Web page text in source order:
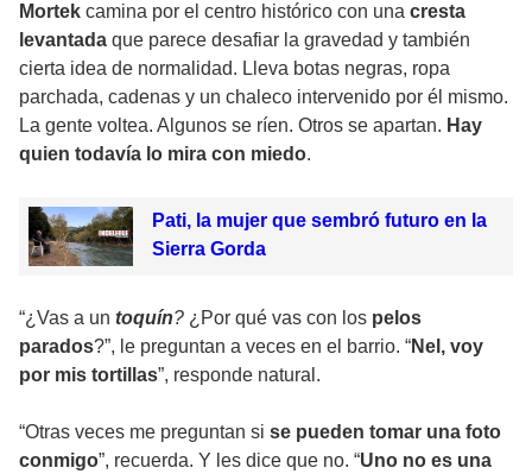
Mortek camina por el centro histórico con una cresta
levantada que parece desafiar la gravedad y también
cierta idea de normalidad. Lleva botas negras, ropa
parchada, cadenas y un chaleco intervenido por él mismo.
La gente voltea. Algunos se ríen. Otros se apartan. Hay
quien todavía lo mira con miedo.
Pati, la mujer que sembró futuro en la
Sierra Gorda
“¿Vas a un toquín? ¿Por qué vas con los pelos
parados?”, le preguntan a veces en el barrio. “Nel, voy
por mis tortillas”, responde natural.
“Otras veces me preguntan si se pueden tomar una foto
conmigo”, recuerda. Y les dice que no. “Uno no es una